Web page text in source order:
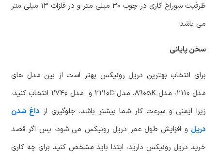
ظرفیت سوراخ کاری در چوب 30 میلی متر و در فلزات 13 میلی متر
می باشد.
سخن پایانی
برای انتخاب بهترین دریل رونیکس بهتر است از بین مدل های
مدل 2110، مدل 8905K، مدل 2210C و مدل 2740 انتخاب کنید،
زیرا ایمنی و سرعت کار شما بیشتر باشد، جلوگیری از داغ شدن
دریل و افزایش طول عمر دریل رونیکس می شود، پس اگر قصد
خرید دریل رونیکس دارید، ابتدا باید مشخص کنید برای چه کاری